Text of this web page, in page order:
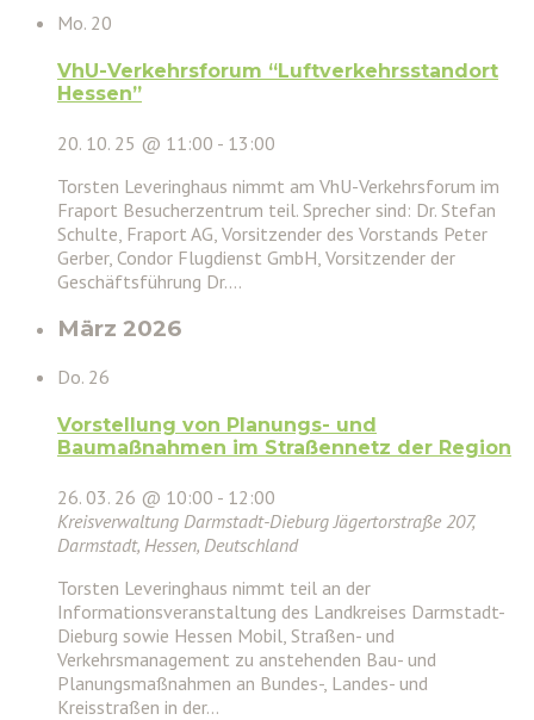
Mo. 20
VhU-Verkehrsforum “Luftverkehrsstandort
Hessen”
20. 10. 25 @ 11:00 - 13:00
Torsten Leveringhaus nimmt am VhU-Verkehrsforum im
Fraport Besucherzentrum teil. Sprecher sind: Dr. Stefan
Schulte, Fraport AG, Vorsitzender des Vorstands Peter
Gerber, Condor Flugdienst GmbH, Vorsitzender der
Geschäftsführung Dr.…
März 2026
Do. 26
Vorstellung von Planungs- und
Baumaßnahmen im Straßennetz der Region
26. 03. 26 @ 10:00 - 12:00
Kreisverwaltung Darmstadt-Dieburg Jägertorstraße 207,
Darmstadt, Hessen, Deutschland
Torsten Leveringhaus nimmt teil an der
Informationsveranstaltung des Landkreises Darmstadt-
Dieburg sowie Hessen Mobil, Straßen- und
Verkehrsmanagement zu anstehenden Bau- und
Planungsmaßnahmen an Bundes-, Landes- und
Kreisstraßen in der…